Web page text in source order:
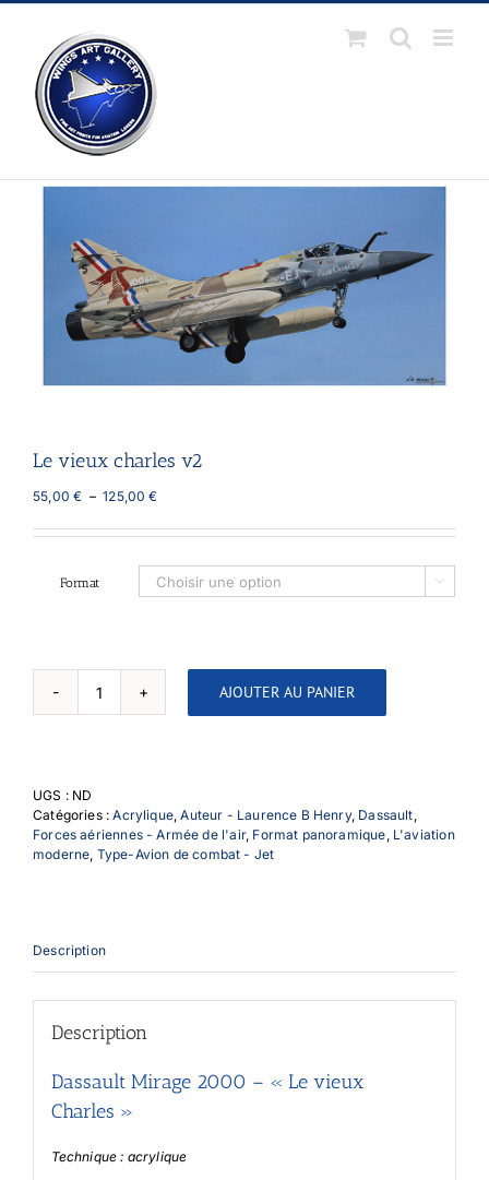
Passer
Le vieux charles v2
55,00€ – 125,00€Plage
prix :
à
125,00 €
Format 
quantité
de
AJOUTER AU PANIER
UGS : ND
Catégories :Acrylique,Auteur - Laurence B Henry, Dassault,
Forces aériennes - Armée de l'air, Format panoramique, L'aviation
moderne, Type-Avion de combat - Jet
Description
Description
Dassault Mirage 2000 – « Le vieux
Charles »
Technique : acrylique